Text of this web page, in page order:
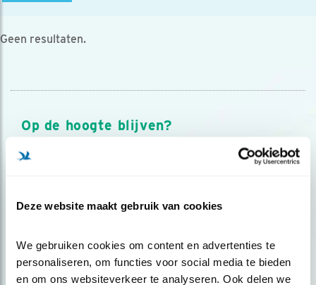
Deze website maakt gebruik van cookies
We gebruiken cookies om content en advertenties te
personaliseren, om functies voor social media te bieden
en om ons websiteverkeer te analyseren. Ook delen we
Geen resultaten.
Op de hoogte blijven?
Meld je aan en ontvang nieuws, inspiratie, acties en tips
over vogels en activiteiten van Vogelbescherming.